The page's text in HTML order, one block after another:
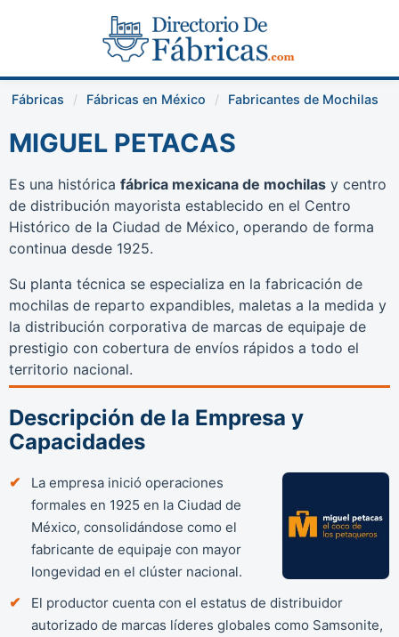
Fábricas Fábricas en México Fabricantes de Mochilas
MIGUEL PETACAS
Es una histórica fábrica mexicana de mochilas y centro
de distribución mayorista establecido en el Centro
Histórico de la Ciudad de México, operando de forma
continua desde 1925.
Su planta técnica se especializa en la fabricación de
mochilas de reparto expandibles, maletas a la medida y
la distribución corporativa de marcas de equipaje de
prestigio con cobertura de envíos rápidos a todo el
territorio nacional.
Descripción de la Empresa y
Capacidades
La empresa inició operaciones
formales en 1925 en la Ciudad de
México, consolidándose como el
fabricante de equipaje con mayor
longevidad en el clúster nacional.
El productor cuenta con el estatus de distribuidor
autorizado de marcas líderes globales como Samsonite,